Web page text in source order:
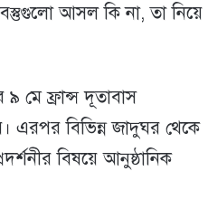
আসল কি না, তা নিয়ে
৯ মে ফ্রান্স দূতাবাস
এরপর বিভিন্ন জাদুঘর থেকে
বিষয়ে আনুষ্ঠানিক